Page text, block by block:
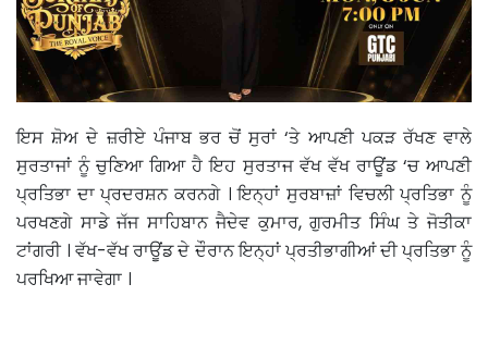
ਇਸ ਸ਼ੋਅ ਦੇ ਜ਼ਰੀਏ ਪੰਜਾਬ ਭਰ ਚੋਂ ਸੁਰਾਂ ‘ਤੇ ਆਪਣੀ ਪਕੜ ਰੱਖਣ ਵਾਲੇ
ਸੁਰਤਾਜਾਂ ਨੂੰ ਚੁਣਿਆ ਗਿਆ ਹੈ ਇਹ ਸੁਰਤਾਜ ਵੱਖ ਵੱਖ ਰਾਊਂਡ ‘ਚ ਆਪਣੀ
ਪ੍ਰਤਿਭਾ ਦਾ ਪ੍ਰਦਰਸ਼ਨ ਕਰਨਗੇ । ਇਨ੍ਹਾਂ ਸੁਰਬਾਜ਼ਾਂ ਵਿਚਲੀ ਪ੍ਰਤਿਭਾ ਨੂੰ
ਪਰਖਣਗੇ ਸਾਡੇ ਜੱਜ ਸਾਹਿਬਾਨ ਜੈਦੇਵ ਕੁਮਾਰ, ਗੁਰਮੀਤ ਸਿੰਘ ਤੇ ਜੋਤੀਕਾ
ਟਾਂਗਰੀ । ਵੱਖ-ਵੱਖ ਰਾਊਂਡ ਦੇ ਦੌਰਾਨ ਇਨ੍ਹਾਂ ਪ੍ਰਤੀਭਾਗੀਆਂ ਦੀ ਪ੍ਰਤਿਭਾ ਨੂੰ
ਪਰਖਿਆ ਜਾਵੇਗਾ ।